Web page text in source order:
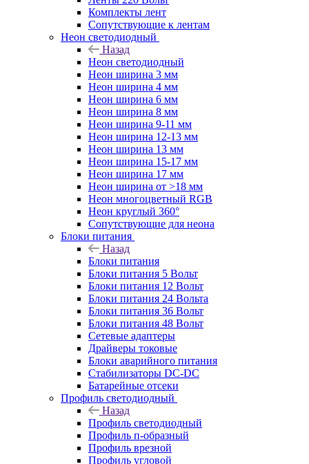
Комплекты лент
Сопутствующие к лентам
Неон светодиодный
Назад
Неон светодиодный
Неон ширина 3 мм
Неон ширина 4 мм
Неон ширина 6 мм
Неон ширина 8 мм
Неон ширина 9-11 мм
Неон ширина 12-13 мм
Неон ширина 13 мм
Неон ширина 15-17 мм
Неон ширина 17 мм
Неон ширина от >18 мм
Неон многоцветный RGB
Неон круглый 360°
Сопутствующие для неона
Блоки питания
Назад
Блоки питания
Блоки питания 5 Вольт
Блоки питания 12 Вольт
Блоки питания 24 Вольта
Блоки питания 36 Вольт
Блоки питания 48 Вольт
Сетевые адаптеры
Драйверы токовые
Блоки аварийного питания
Стабилизаторы DC-DC
Батарейные отсеки
Профиль светодиодный
Назад
Профиль светодиодный
Профиль п-образный
Профиль врезной
Профиль угловой